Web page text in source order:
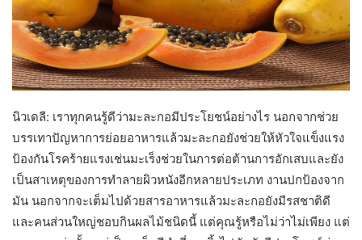
นิวเดลี: เราทุกคนรู้ดีว่ามะละกอมีประโยชน์อย่างไร นอกจากช่วย
บรรเทาปัญหาการย่อยอาหารแล้วมะละกอยังช่วยให้หัวใจแข็งแรง
ป้องกันโรคร้ายแรงเช่นมะเร็งช่วยในการต่อต้านการอักเสบและยัง
เป็นสาเหตุของการทำลายผิวหนังอีกหลายประเภท งานปกป้องจาก
มัน นอกจากจะเต็มไปด้วยสารอาหารแล้วมะละกอยังมีรสชาติดี
และคนส่วนใหญ่ชอบกินผลไม้ชนิดนี้ แต่คุณรู้หรือไม่ว่าไม่เพียง แต่